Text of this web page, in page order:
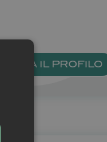
VISITA IL PROFILO